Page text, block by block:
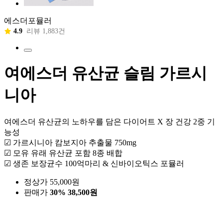
에스더포뮬러
4.9 리뷰 1,883건
여에스더 유산균 슬림 가르시
니아
여에스더 유산균의 노하우를 담은 다이어트 X 장 건강 2중 기
능성
☑ 가르시니아 캄보지아 추출물 750mg
☑ 모유 유래 유산균 포함 8종 배합
☑ 생존 보장균수 100억마리 & 신바이오틱스 포뮬러
정상가 55,000원
판매가 30% 38,500원